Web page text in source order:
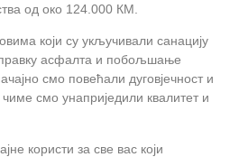
од око 124.000 КМ.
који су укључивали санацију
асфалта и побољшање
смо повећали дуговјечност и
чиме смо унаприједили квалитет и
користи за све вас који